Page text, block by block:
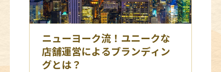
ニューヨーク流！ユニークな
店舗運営によるブランディン
グとは？